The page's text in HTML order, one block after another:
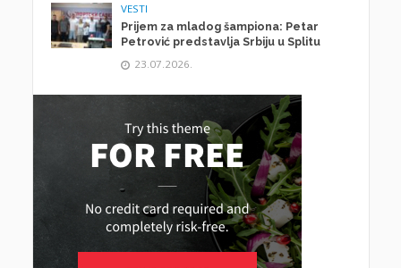
VESTI
Prijem za mladog šampiona: Petar
Petrović predstavlja Srbiju u Splitu
23.07.2026.